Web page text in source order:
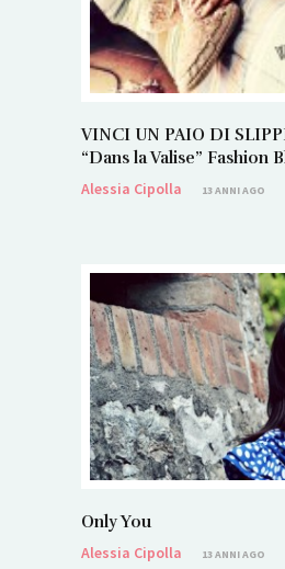
VINCI UN PAIO DI
“Dans la Valise” Fashion
Alessia Cipolla
13 ANNI AGO
Only You
Alessia Cipolla
13 ANNI AGO